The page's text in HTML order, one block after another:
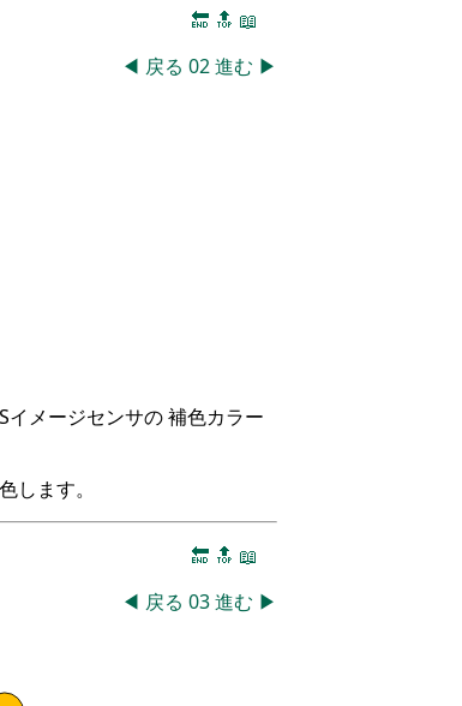
🔚 🔝 📖
◀ 戻る 02進む ▶
メージセンサの 補色カラー
します。
🔚 🔝 📖
◀ 戻る 03進む ▶